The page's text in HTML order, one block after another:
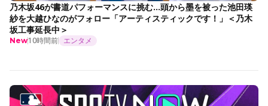
乃木坂46が書道パフォーマンスに挑む…頭から墨を被った池田瑛
紗を大越ひなのがフォロー「アーティスティックです！」＜乃木
坂工事延長中＞
New10時間前 エンタメ